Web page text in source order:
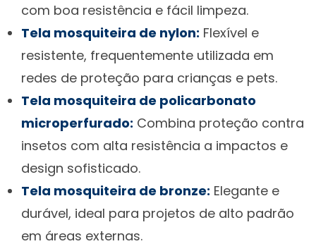
com boa resistência e fácil limpeza.
Tela mosquiteira de nylon: Flexível e
resistente, frequentemente utilizada em
redes de proteção para crianças e pets.
Tela mosquiteira de policarbonato
microperfurado: Combina proteção contra
insetos com alta resistência a impactos e
design sofisticado.
Tela mosquiteira de bronze: Elegante e
durável, ideal para projetos de alto padrão
em áreas externas.